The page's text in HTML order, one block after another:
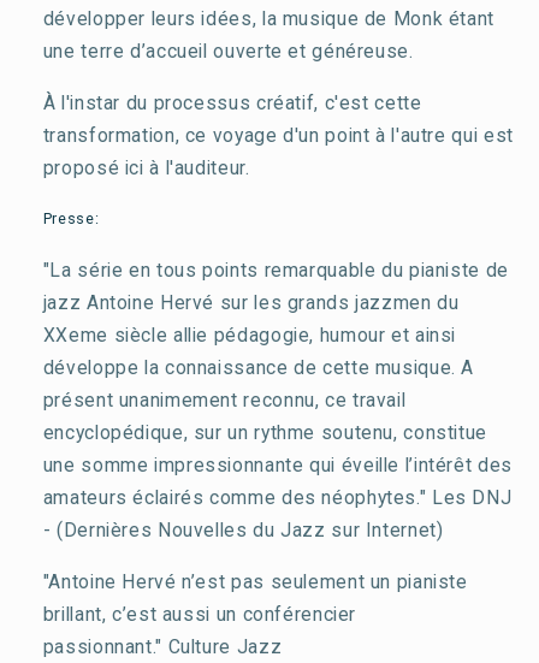
développer leurs idées, la musique de Monk étant
une terre d’accueil ouverte et généreuse.
À l'instar du processus créatif, c'est cette
transformation, ce voyage d'un point à l'autre qui est
proposé ici à l'auditeur.
Presse:
"La série en tous points remarquable du pianiste de
jazz Antoine Hervé sur les grands jazzmen du
XXeme siècle allie pédagogie, humour et ainsi
développe la connaissance de cette musique. A
présent unanimement reconnu, ce travail
encyclopédique, sur un rythme soutenu, constitue
une somme impressionnante qui éveille l’intérêt des
amateurs éclairés comme des néophytes." Les DNJ
- (Dernières Nouvelles du Jazz sur Internet)
"Antoine Hervé n’est pas seulement un pianiste
brillant, c’est aussi un conférencier
passionnant." Culture Jazz